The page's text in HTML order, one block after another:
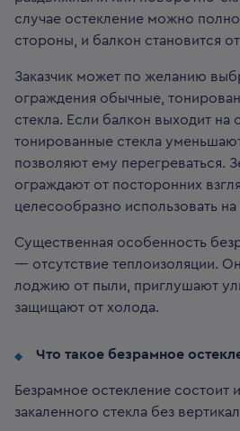
случае остекление можно
стороны, и балкон становится
Заказчик может по желанию
ограждения обычные,
стекла. Если балкон выходит на
тонированные стекла
позволяют ему перегреваться.
ограждают от посторонних
целесообразно использовать
Существенная особенность
— отсутствие теплоизоляции.
лоджию от пыли, приглушают
защищают от холода.
Что такое безрамное
Безрамное остекление состоит
закаленного стекла без